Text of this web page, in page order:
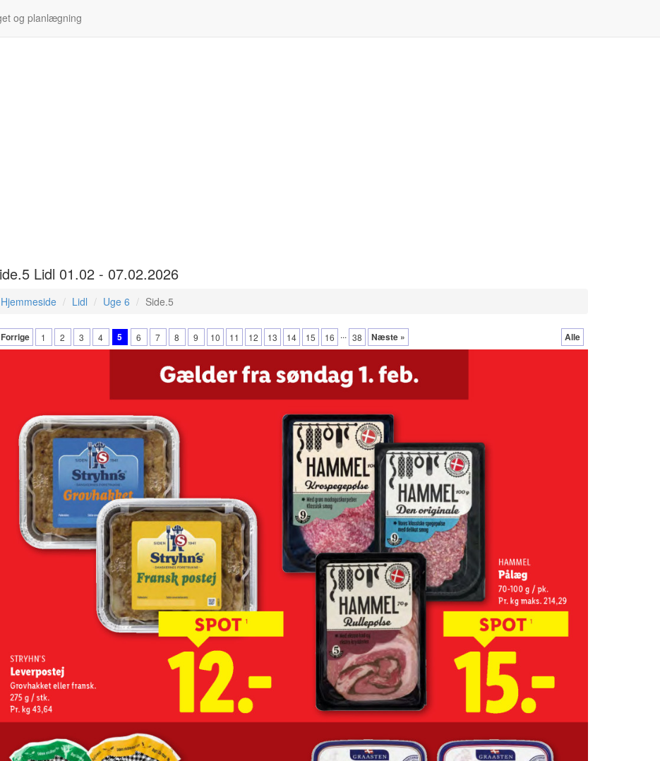
og planlægning
Lidl 01.02 - 07.02.2026
Hjemmeside Lidl Uge 6 Side.5
1 2 3 4 5 6 7 8 9 10 11 12 13 14 15 16 ... 38 Næste » Alle